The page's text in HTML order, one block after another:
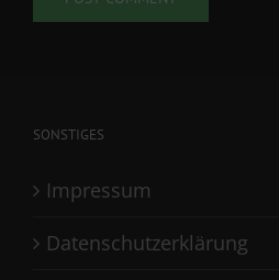
SONSTIGES
Impressum
Datenschutzerklärung